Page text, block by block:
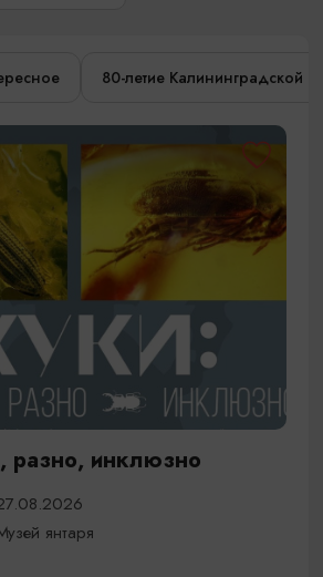
80-летие Калининградской
разно, инклюзно
янтаря